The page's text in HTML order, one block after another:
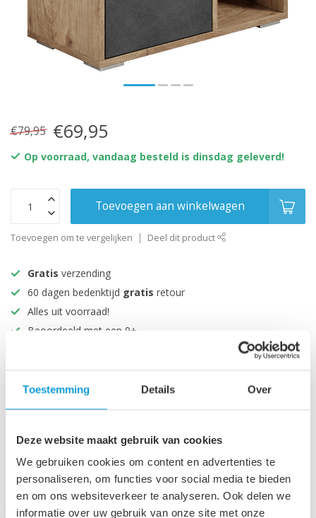
Toestemming Details Over
Deze website maakt gebruik van cookies
We gebruiken cookies om content en advertenties te
personaliseren, om functies voor social media te bieden
en om ons websiteverkeer te analyseren. Ook delen we
informatie over uw gebruik van onze site met onze
€79,95 €69,95
Op voorraad, vandaag besteld is dinsdag geleverd!
Toevoegen aan winkelwagen
Toevoegen om te vergelijken Deel dit product
Gratis verzending
60 dagen bedenktijd gratis retour
Alles uit voorraad!
Beoordeeld met een 9+
Recent bekeken